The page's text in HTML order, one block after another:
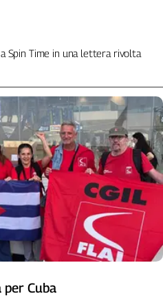
Spin Time in una lettera rivolta
per Cuba